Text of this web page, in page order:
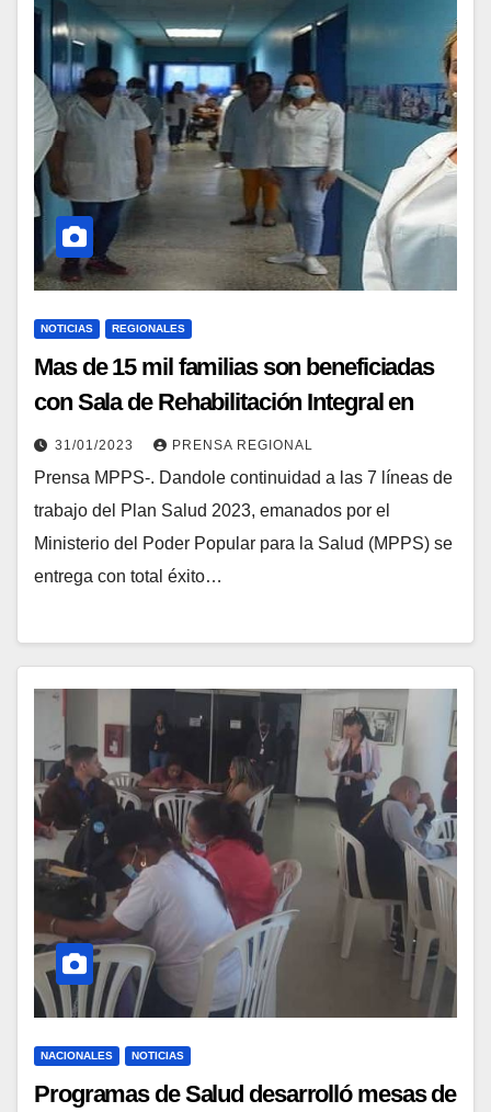
NOTICIAS REGIONALES
Mas de 15 mil familias son beneficiadas
con Sala de Rehabilitación Integral en
Guárico
31/01/2023 PRENSA REGIONAL
Prensa MPPS-. Dandole continuidad a las 7 líneas de
trabajo del Plan Salud 2023, emanados por el
Ministerio del Poder Popular para la Salud (MPPS) se
entrega con total éxito…
NACIONALES NOTICIAS
Programas de Salud desarrolló mesas de